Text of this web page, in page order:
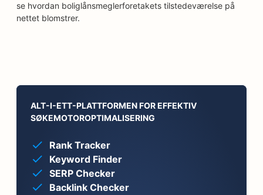
se hvordan boliglånsmeglerforetakets tilstedeværelse på
nettet blomstrer.
ALT-I-ETT-PLATTFORMEN FOR EFFEKTIV
SØKEMOTOROPTIMALISERING
Rank Tracker
Keyword Finder
SERP Checker
Backlink Checker